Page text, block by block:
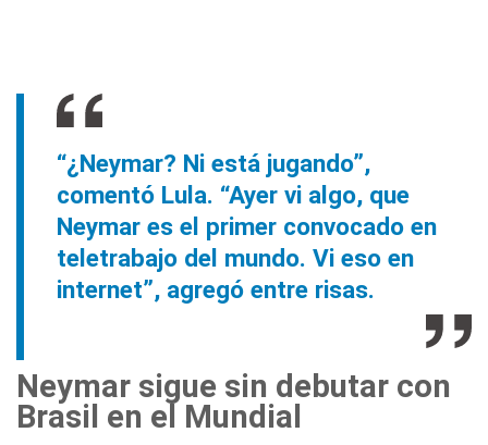
“¿Neymar? Ni está jugando”,
comentó Lula. “Ayer vi algo, que
Neymar es el primer convocado en
teletrabajo del mundo. Vi eso en
internet”, agregó entre risas.
Neymar sigue sin debutar con
Brasil en el Mundial